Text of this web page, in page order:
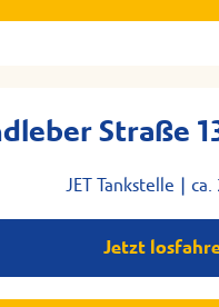
Straße
JET Tankstelle | ca.
Jetzt